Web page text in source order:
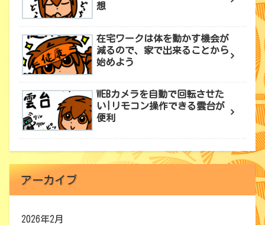
想
在宅ワークは体を動かす機会が
減るので、家で出来ることから
始めよう
WEBカメラを自動で回転させた
い|リモコン操作できる雲台が
便利
アーカイブ
2026年2月